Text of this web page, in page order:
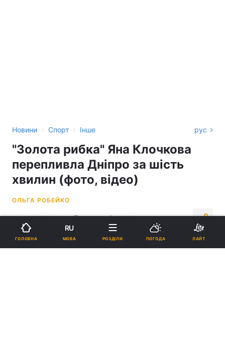
Новини › Спорт › Інше рус
"Золота рибка" Яна Клочкова
перепливла Дніпро за шість
хвилин (фото, відео)
ОЛЬГА РОБЕЙКО
10:09, 17.09.21 1 хв. 8076
Підпишіться на нас в Google
ГОЛОВНА
RU
МОВА РОЗДІЛИ ПОГОДА ЛАЙТ